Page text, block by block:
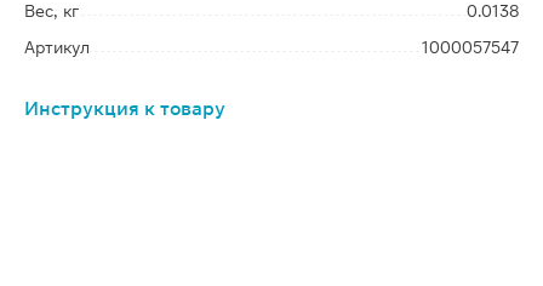
Вес, кг
0.0138
Артикул
1000057547
Инструкция к товару